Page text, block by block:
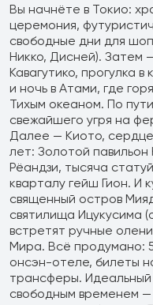
+7
+7
Туры
+7
Туры
+7
Туры
Вы начнёте в Токио:
церемония,
свободные дни для
Никко, Дисней). Затем
Кавагутико, прогулка
и ночь в Атами, где
Тихым океаном. По
свежайшего угря на
Далее — Киото, сердце
лет: Золотой павильон
Рёандзи, тысяча
кварталу гейш Гион. И
священный остров
святилища Ицукусима
встретят ручные
Мира. Всё продумано:
онсэн-отеле, билеты
трансферы.
свободным временем —